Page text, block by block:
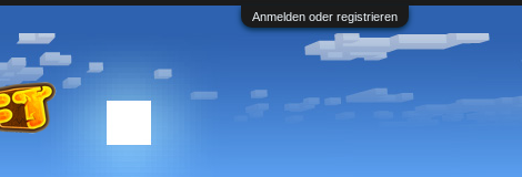
Anmelden oder registrieren